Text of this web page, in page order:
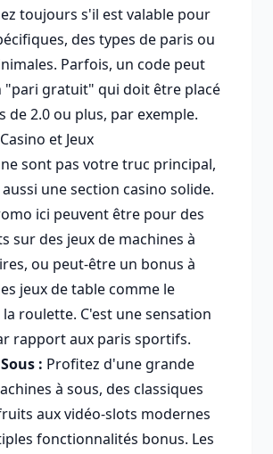
toujours s'il est valable pour
des types de paris ou
Parfois, un code peut
"pari gratuit" qui doit être placé
de 2.0 ou plus, par exemple.
et Jeux
sont pas votre truc principal,
une section casino solide.
ici peuvent être pour des
sur des jeux de machines à
ou peut-être un bonus à
jeux de table comme le
roulette. C'est une sensation
rapport aux paris sportifs.
: Profitez d'une grande
à sous, des classiques
aux vidéo-slots modernes
fonctionnalités bonus. Les